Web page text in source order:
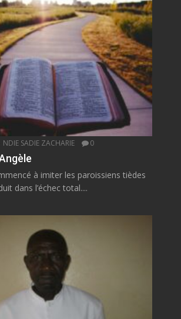
NDIE SADIE ZACHARIE 0
à imiter les paroissiens tièdes
dans l’échec total....